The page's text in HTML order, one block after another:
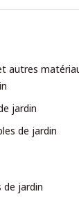
autres
jardin
de jardin
de jardin